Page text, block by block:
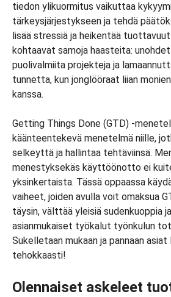
tiedon ylikuormitus vaikuttaa
tärkeysjärjestykseen ja tehdä
lisää stressiä ja heikentää
kohtaavat samoja haasteita:
puolivalmiita projekteja ja
tunnetta, kun jonglööraat liian
kanssa.
Getting Things Done (GTD) -
käänteentekevä menetelmä niille,
selkeyttä ja hallintaa tehtäviinsä.
menestyksekäs käyttöönotto ei
yksinkertaista. Tässä oppaassa
vaiheet, joiden avulla voit omaksua
täysin, välttää yleisiä sudenkuoppia
asianmukaiset työkalut työnkulun
Sukelletaan mukaan ja pannaan
tehokkaasti!
Olennaiset askeleet